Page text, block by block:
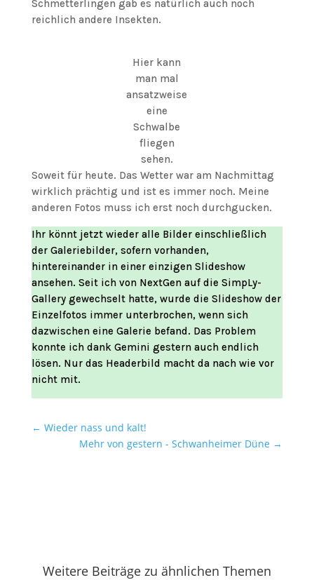
Schmetterlingen gab es natürlich auch noch
reichlich andere Insekten.
Hier kann
man mal
ansatzweise
eine
Schwalbe
fliegen
sehen.
Soweit für heute. Das Wetter war am Nachmittag
wirklich prächtig und ist es immer noch. Meine
anderen Fotos muss ich erst noch durchgucken.
Ihr könnt jetzt wieder alle Bilder einschließlich
der Galeriebilder, sofern vorhanden,
hintereinander in einer einzigen Slideshow
ansehen. Seit ich von NextGen auf die SimpLy-
Gallery gewechselt hatte, wurde die Slideshow der
Einzelfotos immer unterbrochen, wenn sich
dazwischen eine Galerie befand. Das Problem
konnte ich dank Gemini gestern auch endlich
lösen. Nur das Headerbild macht da nach wie vor
nicht mit.
← Wieder nass und kalt!
Mehr von gestern - Schwanheimer Düne →
Weitere Beiträge zu ähnlichen Themen